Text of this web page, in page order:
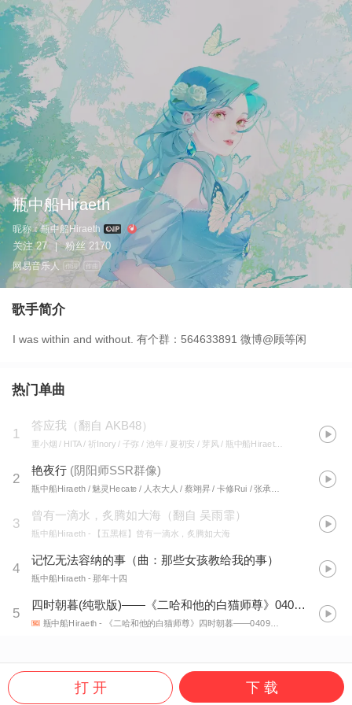
瓶中船Hiraeth
昵称：瓶中船Hiraeth
关注 27 粉丝 2170
网易音乐人 作词 作曲
歌手简介
I was within and without. 有个群：564633891 微博@顾等闲
热门单曲
1
答应我（翻自 AKB48）
重小烟 / HITA / 祈Inory / 子弥 / 池年 / 夏初安 / 芽风 / 瓶中船Hiraeth / 不扎脚的仙人球 / KasaYAYA
2
艳夜行 (阴阳师SSR群像)
瓶中船Hiraeth / 魅灵Hecate / 人衣大人 / 蔡翊昇 / 卡修Rui / 张承煜（小魂） / 重小烟 / HITA / Smile_小千 / 吾恩 / 冥月 / 流浪的蛙蛙
3
曾有一滴水，炙腾如大海（翻自 吴雨霏）
瓶中船Hiraeth - 【五黑框】曾有一滴水，炙腾如大海
4
记忆无法容纳的事（曲：那些女孩教给我的事）
瓶中船Hiraeth - 那年十四
5
四时朝暮(纯歌版)——《二哈和他的白猫师尊》0409墨燃生贺燃晚
瓶中船Hiraeth - 《二哈和他的白猫师尊》四时朝暮——0409墨燃生贺燃晚原创同人曲
打 开 下 载